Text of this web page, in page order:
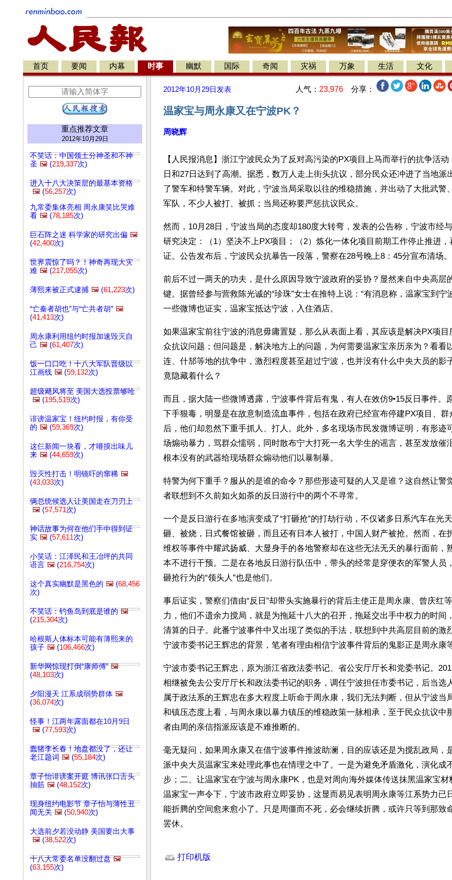
首页 要闻 内幕 时事 幽默 国际 奇闻 灾祸 万象 生活 文化
重点推荐文章
2012年10月29日
不笑话：中国领土分神圣和不神
圣 🖼️ (219,337次)
进入十八大决策层的最基本资格
🖼️ (56,257次)
九常委集体亮相 周永康笑比哭难
看 🖼️ (78,185次)
巨石阵之迷 科学家的研究出偏 🖼️
(42,400次)
世界震惊了吗？！神奇再现大灾
难 🖼️ (217,055次)
薄熙来被正式逮捕 🖼️ (61,223次)
“亡秦者胡也”与“亡共者胡” 🖼️
(41,413次)
周永康利用纽约时报加速毁灭自
己 🖼️ (61,407次)
饭一口口吃！十八大军队晋级以
江画线 🖼️ (59,132次)
超级飓风将至 美国大选投票够呛
🖼️ (195,519次)
诽谤温家宝！纽约时报，有你受
的 🖼️ (59,369次)
这仨新闻一块看，才咂摸出味儿
来 🖼️ (44,659次)
毁灭性打击！明镜吓的窜稀 🖼️
(43,033次)
俩总统候选人让美国走在刀刃上
🖼️ (57,571次)
神话故事为何在他们手中得到证
实 🖼️ (57,611次)
小笑话：江泽民和王冶坪的共同
语言 🖼️ (216,754次)
这个真实幽默是黑色的 🖼️ (68,456
次)
不笑话：钓鱼岛到底是谁的 🖼️
(215,304次)
哈根斯人体标本可能有薄熙来的
孩子 🖼️ (106,466次)
新华网惊现打倒“康师傅” 🖼️
(48,103次)
夕阳漫天 江系成弱势群体 🖼️
(36,074次)
怪事！江两年露面都在10月9日
🖼️ (77,593次)
蠢猪李长春！地盘都没了，还让
老江题词 🖼️ (55,184次)
章子怡诽谤案开庭 博讯张口舌头
抽筋 🖼️ (48,152次)
现身纽约电影节 章子怡与薄性丑
闻无关 🖼️ (50,940次)
大选前夕若没动静 美国要出大事
🖼️ (38,522次)
十八大常委名单没翻过盘 🖼️
(63,155次)
2012年10月29日 发表 人气： 23,976 分享：
温家宝与周永康又在宁波PK？
周晓辉
【人民报消息】浙江宁波民众为了反对高污染的PX项目上马而举行的抗争活动
日和27日达到了高潮。据悉，数万人走上街头抗议，部分民众还冲进了当地派
了警车和特警车辆。对此，宁波当局采取以往的维稳措施，并出动了大批武警
军队，不少人被打、被抓；当局还称要严惩抗议民众。
然而，10月28日，宁波当局的态度却180度大转弯，发表的公告称，宁波市经
研究决定：（1）坚决不上PX项目；（2）炼化一体化项目前期工作停止推进，
证。公告发布后，宁波民众抗暴告一段落，警察在28号晚上8：45分宣布清场。
前后不过一两天的功夫，是什么原因导致宁波政府的妥协？显然来自中央高层
键。据曾经参与营救陈光诚的“珍珠”女士在推特上说：“有消息称，温家宝到宁
一些微博也证实，温家宝抵达宁波，入住酒店。
如果温家宝前往宁波的消息毋庸置疑，那么从表面上看，其应该是解决PX项目
众抗议问题；但问题是，解决地方上的问题，为何需要温家宝亲历亲为？看看
连、什邡等地的抗争中，激烈程度甚至超过宁波，也并没有什么中央大员的影
竟隐藏着什么？
而且，据大陆一些微博透露，宁波事件背后有鬼，有人在效仿9•15反日事件。
下手狠毒，明显是在故意制造流血事件，包括在政府已经宣布停建PX项目、群
后，他们却忽然下重手抓人、打人。此外，多名现场市民发微博证明，有形迹
场煽动暴力，骂群众懦弱，同时散布宁大打死一名大学生的谣言，甚至发放催
根本没有的武器给现场群众煽动他们以暴制暴。
特警为何下重手？服从的是谁的命令？那些形迹可疑的人又是谁？这自然让警
者联想到不久前如火如荼的反日游行中的两个不寻常。
一个是反日游行在多地演变成了“打砸抢”的打劫行动，不仅诸多日系汽车在光
砸、被烧，日式餐馆被砸，而且还有日本人被打，中国人财产被抢。然而，在
维权等事件中耀武扬威、大显身手的各地警察却在这些无法无天的暴行面前，
本不进行干预。二是在各地反日游行队伍中，带头的经常是穿便衣的军警人员
砸抢行为的“领头人”也是他们。
事后证实，警察们借由“反日”却带头实施暴行的背后主使正是周永康、曾庆红
力，他们不遗余力搅局，就是为拖延十八大的召开，拖延交出手中权力的时间
清算的日子。此番宁波事件中又出现了类似的手法，联想到中共高层目前的激
宁波市委书记王辉忠的背景，笔者有理由相信宁波事件背后的鬼影正是周永康
宁波市委书记王辉忠，原为浙江省政法委书记、省公安厅厅长和党委书记。
相继被免去公安厅厅长和政法委书记的职务，调任宁波担任市委书记，后当选
属于政法系的王辉忠在多大程度上听命于周永康，我们无法判断，但从宁波当
和镇压态度上看，与周永康以暴力镇压的维稳政策一脉相承，至于民众抗议中
者由周的亲信指派应该是不难推断的。
毫无疑问，如果周永康又在借宁波事件推波助澜，目的应该还是为搅乱政局，
派中央大员温家宝来处理此事也在情理之中了。一是为避免矛盾激化，演化成
步；二、让温家宝在宁波与周永康PK，也是对周向海外媒体传送抹黑温家宝材
温家宝一声令下，宁波市政府立即妥协，这显而易见表明周永康等江系势力已
能折腾的空间愈来愈小了。只是周僵而不死，必会继续折腾，或许只等到那致
罢休。
打印机版